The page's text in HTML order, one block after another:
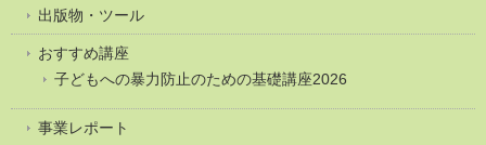
出版物・ツール
おすすめ講座
子どもへの暴力防止のための基礎講座2026
事業レポート